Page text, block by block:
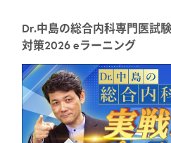
Dr.中島の総合内科専門医試
対策2026 eラーニング